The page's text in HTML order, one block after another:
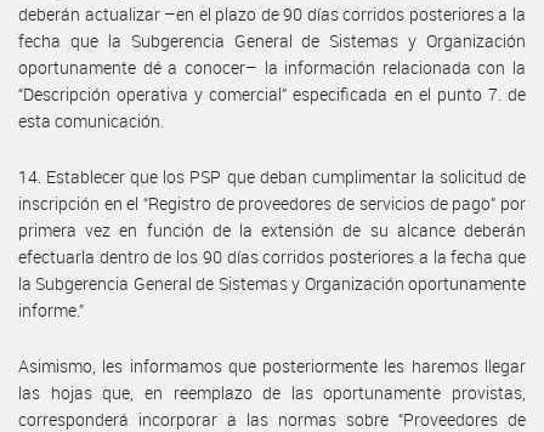
deberán actualizar –en el plazo de 90 días corridos posteriores a la
fecha que la Subgerencia General de Sistemas y Organización
oportunamente dé a conocer– la información relacionada con la
“Descripción operativa y comercial” especificada en el punto 7. de
esta comunicación.
14. Establecer que los PSP que deban cumplimentar la solicitud de
inscripción en el “Registro de proveedores de servicios de pago” por
primera vez en función de la extensión de su alcance deberán
efectuarla dentro de los 90 días corridos posteriores a la fecha que
la Subgerencia General de Sistemas y Organización oportunamente
informe.”
Asimismo, les informamos que posteriormente les haremos llegar
las hojas que, en reemplazo de las oportunamente provistas,
corresponderá incorporar a las normas sobre “Proveedores de